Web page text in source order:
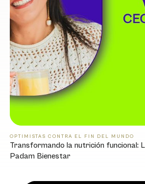
OPTIMISTAS CONTRA EL FIN DEL MUNDO
Transformando la nutrición funcional:
Padam Bienestar